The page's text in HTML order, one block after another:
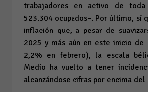
trabajadores en activo de
523.304 ocupados–. Por último, sí
inflación que, a pesar de
2025 y más aún en este inicio de
2,2% en febrero), la escala
Medio ha vuelto a tener
alcanzándose cifras por encima del